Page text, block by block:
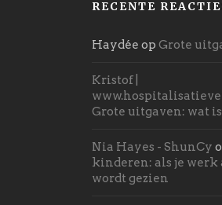
RECENTE
Haydée op Grote
Kristof |
Grote uitgaven: wat
Nia Hayes - ShunCy
kinderen: als je
wordt gezien